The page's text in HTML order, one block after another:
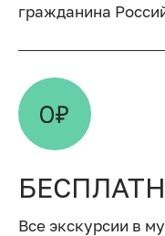
гражданина
Все экскурсии в